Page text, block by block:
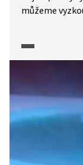
můžeme
či okurky, této
Vyrobit si
nám k tomu